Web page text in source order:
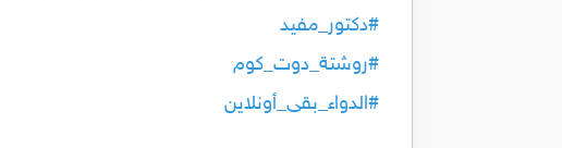
#دكتور_مفيد
#روشتة_دوت_كوم
#الدواء_بقى_أونلاين